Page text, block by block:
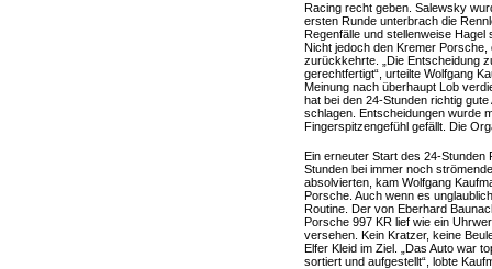
Racing recht geben. Salewsky
ersten Runde unterbrach die
Regenfälle und stellenweise
Nicht jedoch den Kremer
zurückkehrte. „Die Entscheidung
gerechtfertigt“, urteilte Wolfgang
Meinung nach überhaupt Lob
hat bei den 24-Stunden richtig
schlagen. Entscheidungen wurde
Fingerspitzengefühl gefällt. Die
Ein erneuter Start des 24-
Stunden bei immer noch
absolvierten, kam Wolfgang
Porsche. Auch wenn es
Routine. Der von Eberhard
Porsche 997 KR lief wie ein
versehen. Kein Kratzer, keine
Elfer Kleid im Ziel. „Das Auto war
sortiert und aufgestellt“, lobte